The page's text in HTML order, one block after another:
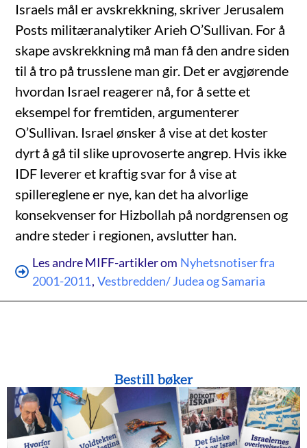
Israels mål er avskrekkning, skriver Jerusalem
Posts militæranalytiker Arieh O’Sullivan. For å
skape avskrekkning må man få den andre siden
til å tro på trusslene man gir. Det er avgjørende
hvordan Israel reagerer nå, for å sette et
eksempel for fremtiden, argumenterer
O’Sullivan. Israel ønsker å vise at det koster
dyrt å gå til slike uprovoserte angrep. Hvis ikke
IDF leverer et kraftig svar for å vise at
spillereglene er nye, kan det ha alvorlige
konsekvenser for Hizbollah på nordgrensen og
andre steder i regionen, avslutter han.
Les andre MIFF-artikler om Nyhetsnotiser fra
2001-2011, Vestbredden/ Judea og Samaria
Bestill bøker